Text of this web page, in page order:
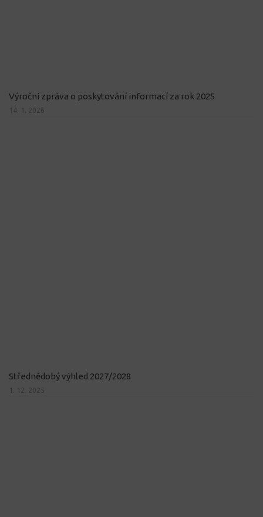
Výroční zpráva o poskytování informací za rok 2025
14. 1. 2026
Střednědobý výhled 2027/2028
1. 12. 2025